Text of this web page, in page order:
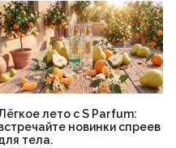
лето с S Parfum:
новинки спреев
тела.